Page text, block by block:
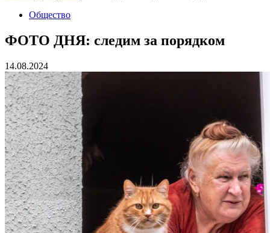
Общество
ФОТО ДНЯ: следим за порядком
14.08.2024